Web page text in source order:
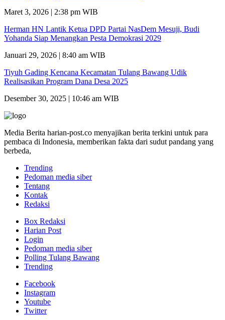
Maret 3, 2026 | 2:38 pm WIB
Herman HN Lantik Ketua DPD Partai NasDem Mesuji, Budi
Yohanda Siap Menangkan Pesta Demokrasi 2029
Januari 29, 2026 | 8:40 am WIB
Tiyuh Gading Kencana Kecamatan Tulang Bawang Udik
Realisasikan Program Dana Desa 2025
Desember 30, 2025 | 10:46 am WIB
Media Berita harian-post.co menyajikan berita terkini untuk para
pembaca di Indonesia, memberikan fakta dari sudut pandang yang
berbeda,
Trending
Pedoman media siber
Tentang
Kontak
Redaksi
Box Redaksi
Harian Post
Login
Pedoman media siber
Polling Tulang Bawang
Trending
Facebook
Instagram
Youtube
Twitter